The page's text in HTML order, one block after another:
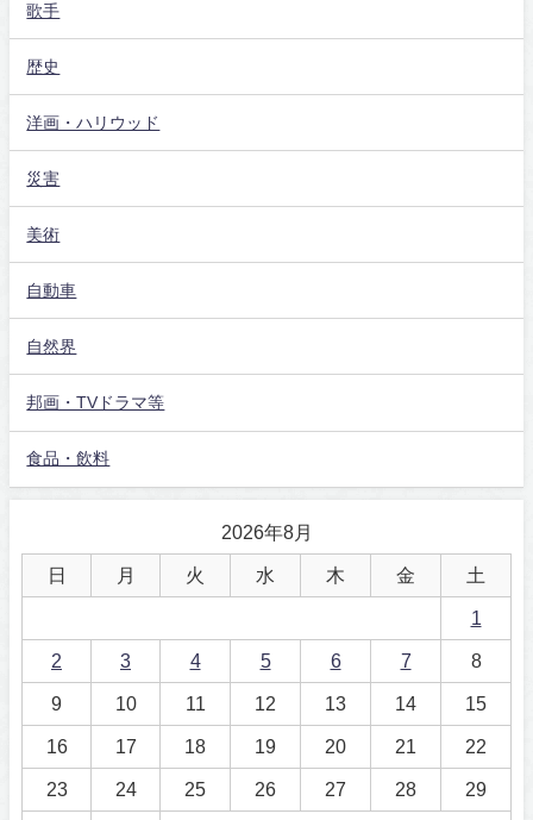
歌手
歴史
洋画・ハリウッド
災害
美術
自動車
自然界
邦画・TVドラマ等
食品・飲料
2026年8月
日 月 火 水 木 金 土
1
2 3 4 5 6 7 8
9 10 11 12 13 14 15
16 17 18 19 20 21 22
23 24 25 26 27 28 29